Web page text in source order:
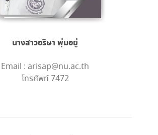
นางสาวอริษา พุ่มอยู่
Email : arisap@nu.ac.th
โทรศัพท์ 7472